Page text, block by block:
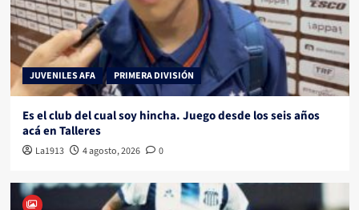
JUVENILES AFA PRIMERA DIVISIÓN
Es el club del cual soy hincha. Juego desde los seis años
acá en Talleres
La1913 4 agosto, 2026 0